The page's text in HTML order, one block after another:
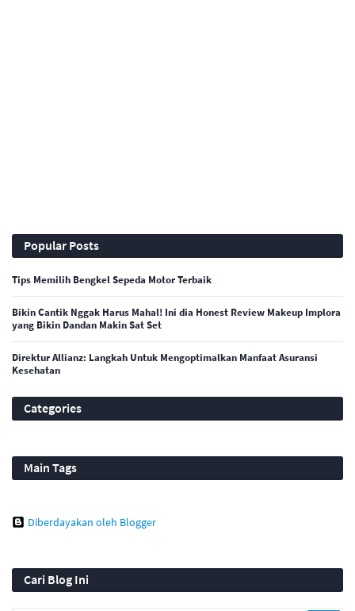
Popular Posts
Tips Memilih Bengkel Sepeda Motor Terbaik
Bikin Cantik Nggak Harus Mahal! Ini dia Honest Review Makeup Implora
yang Bikin Dandan Makin Sat Set
Direktur Allianz: Langkah Untuk Mengoptimalkan Manfaat Asuransi
Kesehatan
Categories
Main Tags
Diberdayakan oleh Blogger
Cari Blog Ini